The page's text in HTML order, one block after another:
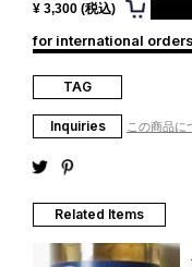
¥ 3,300 (税込)
for international orders
TAG
Inquiries この商品に
Related Items